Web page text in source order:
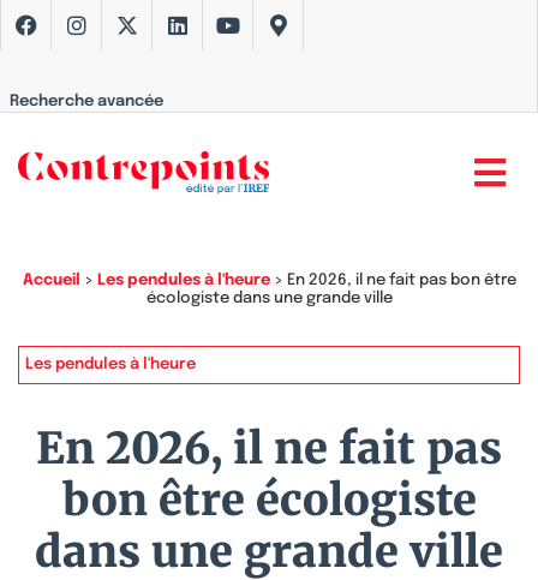
Recherche avancée
Accueil > Les pendules à l'heure> En 2026, il ne fait pas bon être
écologiste dans une grande ville
Les pendules à l'heure
En 2026, il ne fait pas
bon être écologiste
dans une grande ville